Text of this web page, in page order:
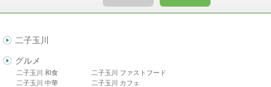
二子玉川
グルメ
二子玉川 和食
二子玉川 中華
二子玉川 ファストフード
二子玉川 カフェ